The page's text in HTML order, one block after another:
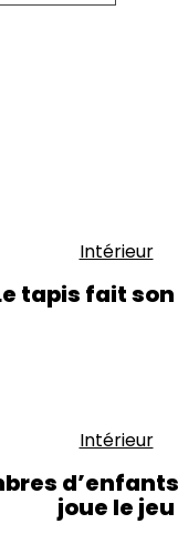
Intérieur
tapis fait
Intérieur
joue le jeu